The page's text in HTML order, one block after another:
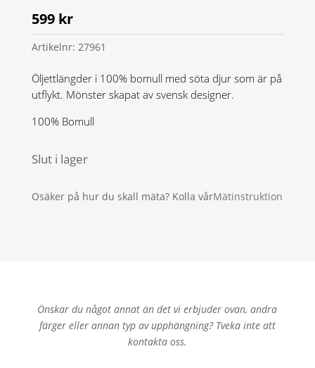
599 kr
Artikelnr: 27961
Öljettlängder i 100% bomull med söta djur som är på
utflykt. Mönster skapat av svensk designer.
100% Bomull
Slut i lager
Osäker på hur du skall mäta? Kolla vårMätinstruktion
Önskar du något annat än det vi erbjuder ovan, andra
färger eller annan typ av upphängning? Tveka inte att
kontakta oss.